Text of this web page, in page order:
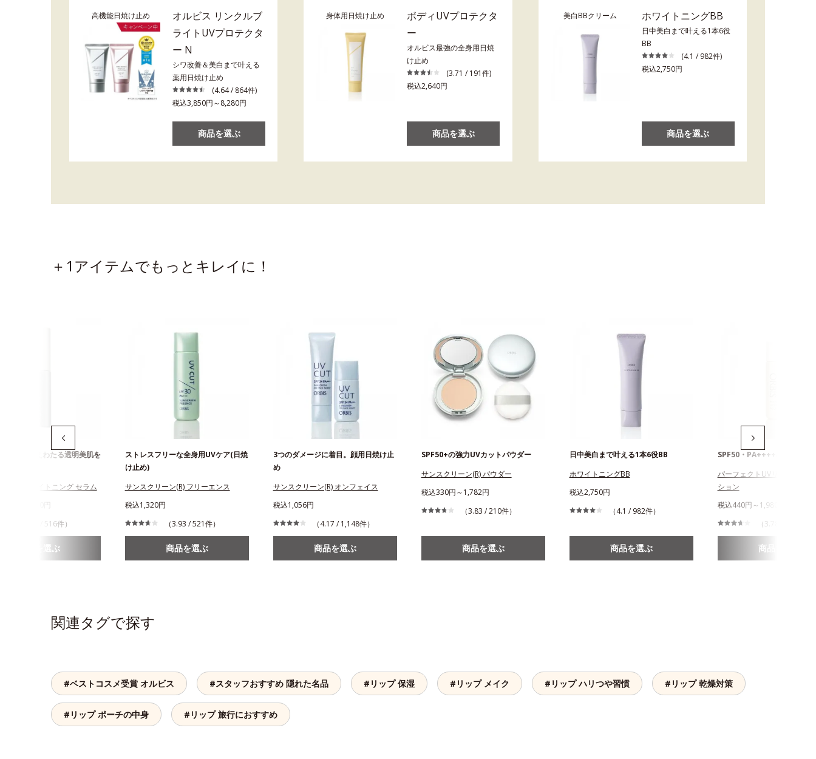
高機能日焼け止め
オルビス リンクルブ
ライトUVプロテクタ
ー N
シワ改善＆美白まで叶える
薬用日焼け止め
(4.64 / 864件)
税込3,850円～8,280円
商品を選ぶ
身体用日焼け止め
ボディUVプロテクタ
ー
オルビス最強の全身用日焼
け止め
(3.71 / 191件)
税込2,640円
商品を選ぶ
美白BBクリーム ホワイトニングBB
日中美白まで叶える1本6役
BB
(4.1 / 982件)
税込2,750円
商品を選ぶ
＋1アイテムでもっとキレイに！
最高の冴えわたる透明美肌を
スド ブライトニング セラム
円～8,280円
（4.38 / 516件）
商品を選ぶ
ストレスフリーな全身用UVケア(日焼
け止め)
サンスクリーン(R) フリーエンス
税込1,320円
（3.93 / 521件）
商品を選ぶ
3つのダメージに着目。顔用日焼け止
め
サンスクリーン(R) オンフェイス
税込1,056円
（4.17 / 1,148件）
商品を選ぶ
SPF50+の強力UVカットパウダー
サンスクリーン(R) パウダー
税込330円～1,782円
（3.83 / 210件）
商品を選ぶ
日中美白まで叶える1本6役BB
ホワイトニングBB
税込2,750円
（4.1 / 982件）
商品を選ぶ
SPF50・PA++++のUVファ
パーフェクトUVリキッドフ
ション
税込440円～1,980円
（3.78 / 715件）
商品を選ぶ
関連タグで探す
#ベストコスメ受賞 オルビス #スタッフおすすめ 隠れた名品 #リップ 保湿 #リップ メイク #リップ ハリつや習慣 #リップ 乾燥対策
#リップ ポーチの中身 #リップ 旅行におすすめ